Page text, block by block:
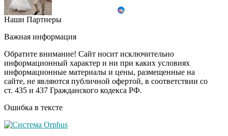
Ролик длится пару
шоке от увиденного
i
Ролик из Омска: вы
будете смеяться долго
Ржу не переставая, это
Наши Партнеры
Важная информация
Обратите внимание! Сайт носит исключительно
информационный характер и ни при каких условиях
информационные материалы и цены, размещенные на
сайте, не являются публичной офертой, в соответствии со
ст. 435 и 437 Гражданского кодекса РФ.
Ошибка в тексте